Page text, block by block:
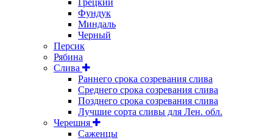
Фундук
Миндаль
Черный
Персик
Рябина
Слива
Раннего срока созревания слива
Среднего срока созревания слива
Позднего срока созревания слива
Лучшие сорта сливы для Лен. обл.
Черешня
Саженцы